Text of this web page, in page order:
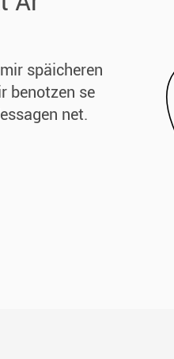
späicheren
benotzen se
net.